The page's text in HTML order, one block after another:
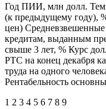
Год ПИИ, млн долл.
(к предыдущему году),
цен)
кредитам, выданным
свыше 3 лет, % Курс
РТС на конец декабря
труда на одного
Рентабельность
1 2 3 4 5 6 7 8 9